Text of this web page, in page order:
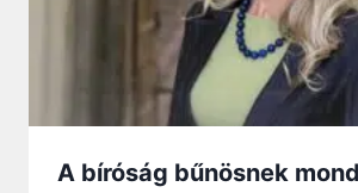
A bíróság bűnösnek